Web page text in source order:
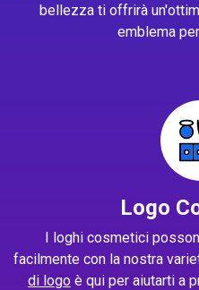
bellezza ti offrirà
emblema
Logo
I loghi cosmetici
facilmente con la nostra
di logo è qui per aiutarti a